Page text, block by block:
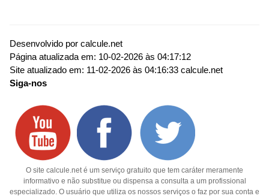
Desenvolvido por calcule.net
Página atualizada em: 10-02-2026 às 04:17:12
Site atualizado em: 11-02-2026 às 04:16:33 calcule.net
Siga-nos
O site calcule.net é um serviço gratuito que tem caráter meramente
informativo e não substitue ou dispensa a consulta a um profissional
especializado. O usuário que utiliza os nossos serviços o faz por sua conta e